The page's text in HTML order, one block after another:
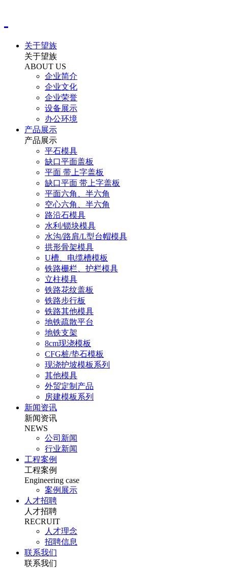
关于望族
关于望族
ABOUT US
企业简介
企业文化
企业荣誉
设备展示
办公环境
产品展示
产品展示
平石模具
缺口平面盖板
平面 带上字盖板
缺口平面 带上字盖板
平面六角、半六角
空心六角、半六角
路沿石模具
水利/锁块模具
水沟/路肩/L型台帽模具
拱形骨架模具
U槽、电缆槽模板
铁路栅栏、护栏模具
立柱模具
铁路花纹盖板
铁路步行板
铁路其他模具
地铁疏散平台
地铁支架
8cm现浇模板
CFG桩/垫石模板
现浇护坡模板系列
其他模具
外贸定制产品
房建模板系列
新闻资讯
新闻资讯
NEWS
公司新闻
行业新闻
工程案例
工程案例
Engineering case
案例展示
人才招聘
人才招聘
RECRUIT
人才理念
招聘信息
联系我们
联系我们